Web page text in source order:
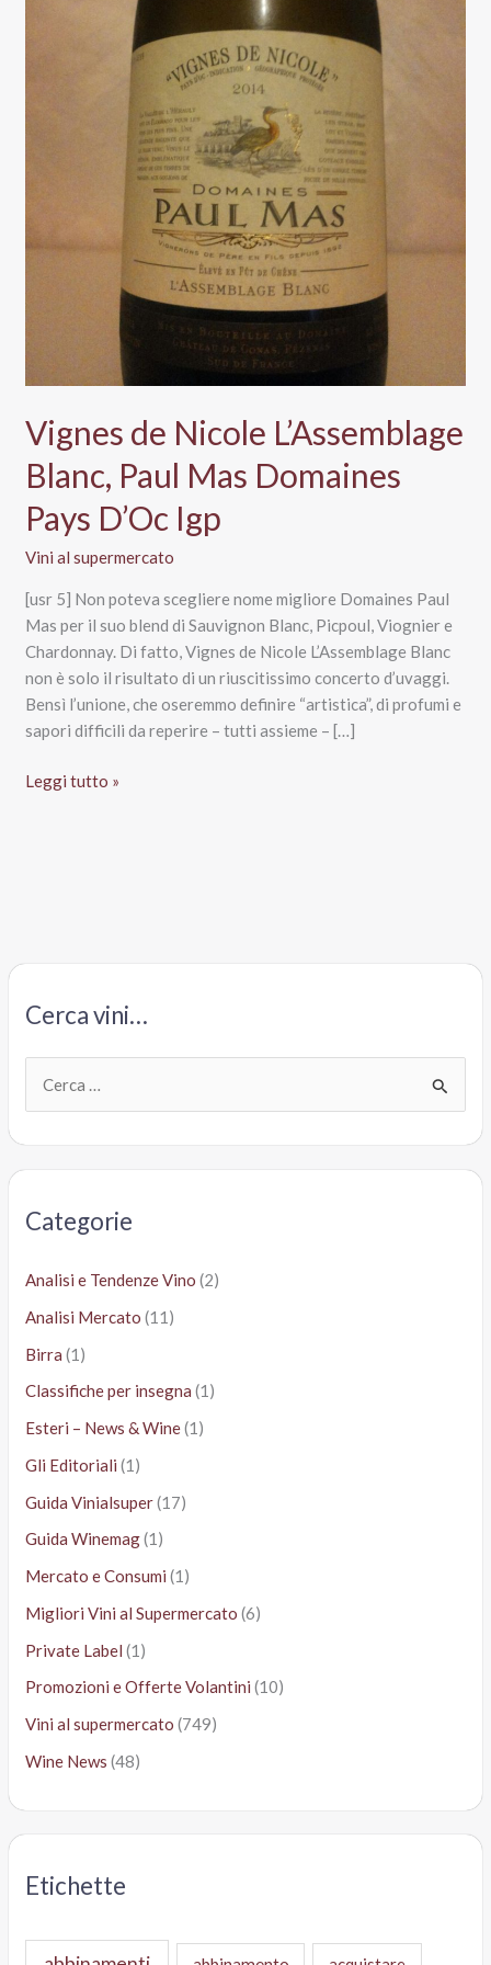
Vignes de Nicole L’Assemblage
Blanc, Paul Mas Domaines
Pays D’Oc Igp
Vini al supermercato
[usr 5] Non poteva scegliere nome migliore Domaines Paul
Mas per il suo blend di Sauvignon Blanc, Picpoul, Viognier e
Chardonnay. Di fatto, Vignes de Nicole L’Assemblage Blanc
non è solo il risultato di un riuscitissimo concerto d’uvaggi.
Bensì l’unione, che oseremmo definire “artistica”, di profumi e
sapori difficili da reperire – tutti assieme – […]
Vignes
D’Oc
Leggi tutto »
Cerca vini…
Categorie
Analisi e Tendenze Vino (2)
Analisi Mercato (11)
Birra (1)
Classifiche per insegna (1)
Esteri – News & Wine(1)
Gli Editoriali (1)
Guida Vinialsuper(17)
Guida Winemag(1)
Mercato e Consumi (1)
Migliori Vini al Supermercato (6)
Private Label (1)
Promozioni e Offerte Volantini (10)
Vini al supermercato (749)
Wine News (48)
Etichette